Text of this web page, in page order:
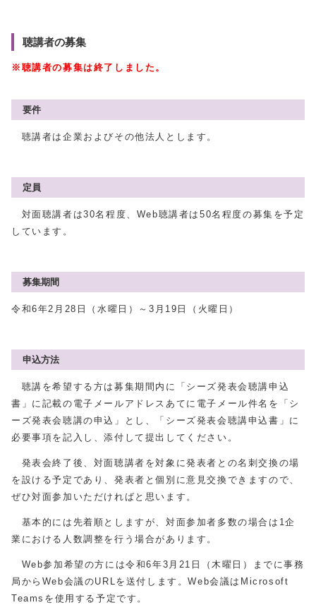
聴講者の募集
※聴講者の募集は終了しました。
要件
聴講者は企業およびその他法人とします。
定員
対面聴講者は30名程度、Web聴講者は50名程度の募集を予定
しています。
募集期間
令和6年2月28日（水曜日）～3月19日（火曜日）
申込方法
聴講を希望する方は募集期間内に「シーズ発表会聴講申込
書」に記載の電子メールアドレスあてに電子メール件名を「シ
ーズ発表会聴講の申込」とし、「シーズ発表会聴講申込書」に
必要事項を記入し、添付して提出してください。
発表会終了後、対面聴講者を対象に発表者との名刺交換の場
を設ける予定であり、発表者と個別に意見交換できますので、
ぜひ対面参加いただければと思います。
基本的には先着順としますが、対面参加者多数の場合は1企
業における人数調整を行う場合があります。
Web参加希望の方には令和6年3月21日（木曜日）までに事務
局からWeb会議のURLを送付します。Web会議はMicrosoft
Teamsを使用する予定です。